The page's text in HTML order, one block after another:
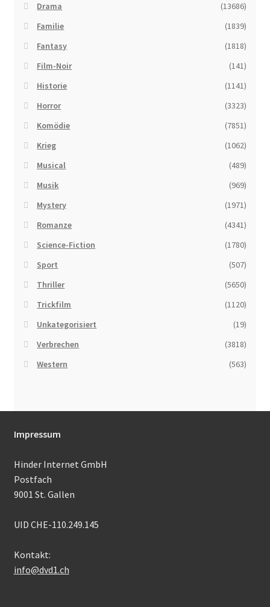
Drama
(13686)
Familie
(1839)
Fantasy
(1818)
Film-Noir
(141)
Historie
(1141)
Horror
(3323)
Komödie
(7851)
Krieg
(1062)
Musical
(489)
Musik
(969)
Mystery
(1971)
Romanze
(4341)
Science-Fiction
(1780)
Sport
(507)
Thriller
(5650)
Trickfilm
(1120)
Unkategorisiert
(19)
Verbrechen
(3818)
Western
(563)
Impressum
Hinder Internet GmbH
Postfach
9001 St. Gallen
UID CHE-110.249.145
Kontakt:
info@dvd1.ch